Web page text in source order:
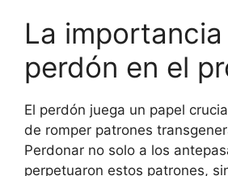
La
perdón en el
El perdón juega un papel
de romper patrones
Perdonar no solo a los
perpetuaron estos patrones,